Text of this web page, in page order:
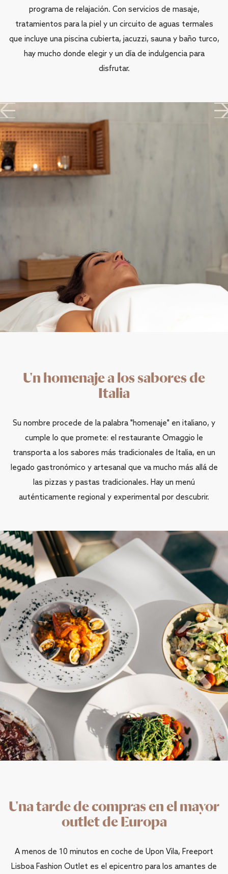
programa de relajación. Con servicios de masaje,
tratamientos para la piel y un circuito de aguas termales
que incluye una piscina cubierta, jacuzzi, sauna y baño turco,
hay mucho donde elegir y un día de indulgencia para
disfrutar.
Un homenaje a los sabores de
Italia
Su nombre procede de la palabra "homenaje" en italiano, y
cumple lo que promete: el restaurante Omaggio le
transporta a los sabores más tradicionales de Italia, en un
legado gastronómico y artesanal que va mucho más allá de
las pizzas y pastas tradicionales. Hay un menú
auténticamente regional y experimental por descubrir.
Una tarde de compras en el mayor
outlet de Europa
A menos de 10 minutos en coche de Upon Vila, Freeport
Lisboa Fashion Outlet es el epicentro para los amantes de